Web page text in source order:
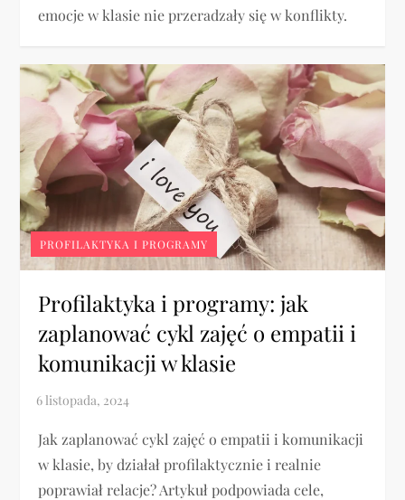
emocje w klasie nie przeradzały się w konflikty.
PROFILAKTYKA I PROGRAMY
Profilaktyka i programy: jak
zaplanować cykl zajęć o empatii i
komunikacji w klasie
Jak zaplanować cykl zajęć o empatii i komunikacji
w klasie, by działał profilaktycznie i realnie
poprawiał relacje? Artykuł podpowiada cele,